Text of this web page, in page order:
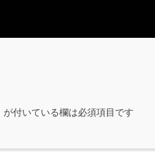
が付いている欄は必須項目です